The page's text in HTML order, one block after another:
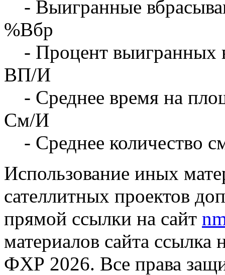
- Выигранные
%Вбр
- Процент выигранных
ВП/И
- Среднее время на
См/И
- Среднее количество
Использование иных
сателлитных проектов
прямой ссылки на сайт
материалов сайта ссылка
ФХР 2026. Все права